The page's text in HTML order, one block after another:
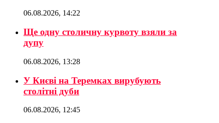
06.08.2026, 14:22
Ще одну столичну курвоту взяли за
дупу
06.08.2026, 13:28
У Києві на Теремках вирубують
столітні дуби
06.08.2026, 12:45